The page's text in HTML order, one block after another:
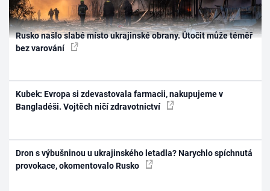
Rusko našlo slabé místo ukrajinské obrany. Útočit může téměř
bez varování
Kubek: Evropa si zdevastovala farmacii, nakupujeme v
Bangladéši. Vojtěch ničí zdravotnictví
Dron s výbušninou u ukrajinského letadla? Narychlo spíchnutá
provokace, okomentovalo Rusko